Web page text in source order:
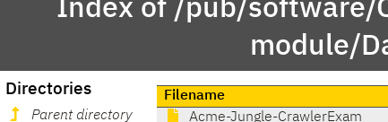
Index of /pub/software/
module/
Directories
Parent directory
Filename
Acme-Jungle-CrawlerExam